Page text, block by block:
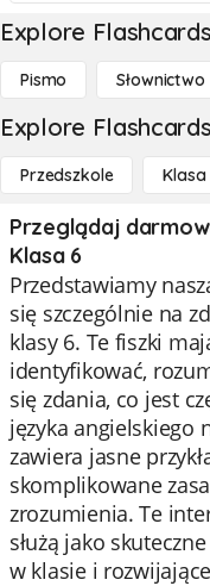
Explore
Pismo Słownictwo
Explore
Przedszkole Klasa
Przeglądaj
Klasa 6
Przedstawiamy
się szczególnie na
klasy 6. Te fiszki
identyfikować,
się zdania, co jest
języka angielskiego
zawiera jasne
skomplikowane
zrozumienia. Te
służą jako
w klasie i